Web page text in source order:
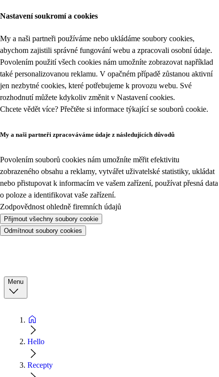
Nastavení soukromí a cookies
My a naši partneři používáme nebo ukládáme soubory cookies,
abychom zajistili správné fungování webu a zpracovali osobní údaje.
Povolením použití všech cookies nám umožníte zobrazovat například
také personalizovanou reklamu. V opačném případě zůstanou aktivní
jen nezbytné cookies, které potřebujeme k provozu webu. Své
rozhodnutí můžete kdykoliv změnit v Nastavení cookies.
Chcete vědět více? Přečtěte si informace týkající se souborů cookie.
My a naši partneři zpracováváme údaje z následujících důvodů
Povolením souborů cookies nám umožníte měřit efektivitu
zobrazeného obsahu a reklamy, vytvářet uživatelské statistiky, ukládat
nebo přistupovat k informacím ve vašem zařízení, používat přesná data
o poloze a identifikovat vaše zařízení.
Zodpovědnost ohledně firemních údajů
Přijmout všechny soubory cookie
Odmítnout soubory cookies
Menu
Hello
Recepty